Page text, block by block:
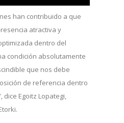
han contribuido a que
atractiva y
dentro del
condición absolutamente
que nos debe
de referencia dentro
dice Egoitz Lopategi,